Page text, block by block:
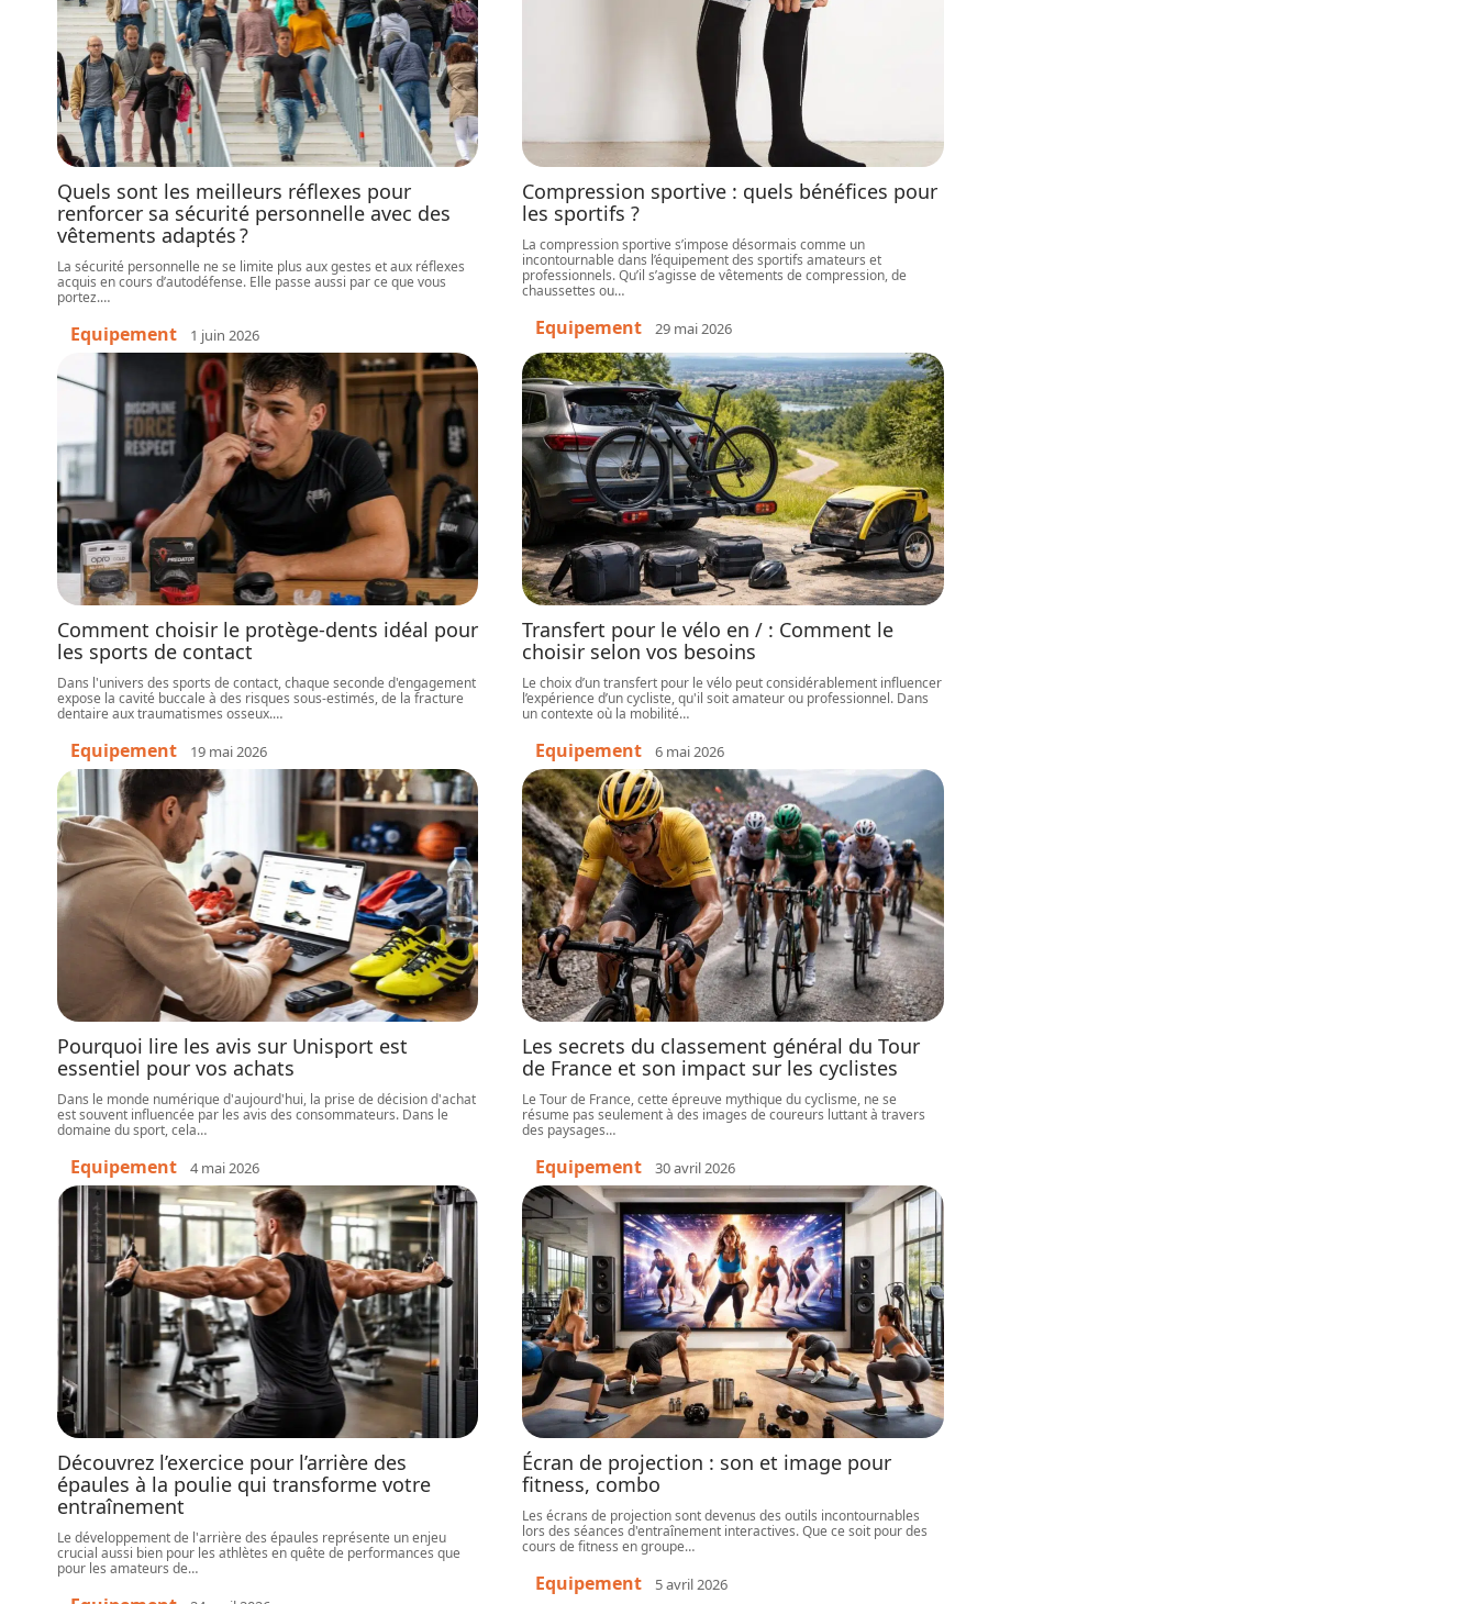
Quels sont les meilleurs réflexes pour
renforcer sa sécurité personnelle avec des
vêtements adaptés ?
La sécurité personnelle ne se limite plus aux gestes et aux réflexes
acquis en cours d’autodéfense. Elle passe aussi par ce que vous
portez.…
Equipement 1 juin 2026
Compression sportive : quels bénéfices pour
les sportifs ?
La compression sportive s’impose désormais comme un
incontournable dans l’équipement des sportifs amateurs et
professionnels. Qu’il s’agisse de vêtements de compression, de
chaussettes ou…
Equipement 29 mai 2026
Comment choisir le protège-dents idéal pour
les sports de contact
Dans l'univers des sports de contact, chaque seconde d'engagement
expose la cavité buccale à des risques sous-estimés, de la fracture
dentaire aux traumatismes osseux.…
Equipement 19 mai 2026
Transfert pour le vélo en / : Comment le
choisir selon vos besoins
Le choix d’un transfert pour le vélo peut considérablement influencer
l’expérience d’un cycliste, qu'il soit amateur ou professionnel. Dans
un contexte où la mobilité…
Equipement 6 mai 2026
Pourquoi lire les avis sur Unisport est
essentiel pour vos achats
Dans le monde numérique d'aujourd'hui, la prise de décision d'achat
est souvent influencée par les avis des consommateurs. Dans le
domaine du sport, cela…
Equipement 4 mai 2026
Les secrets du classement général du Tour
de France et son impact sur les cyclistes
Le Tour de France, cette épreuve mythique du cyclisme, ne se
résume pas seulement à des images de coureurs luttant à travers
des paysages…
Equipement 30 avril 2026
Découvrez l’exercice pour l’arrière des
épaules à la poulie qui transforme votre
entraînement
Le développement de l'arrière des épaules représente un enjeu
crucial aussi bien pour les athlètes en quête de performances que
pour les amateurs de…
Écran de projection : son et image pour
fitness, combo
Les écrans de projection sont devenus des outils incontournables
lors des séances d'entraînement interactives. Que ce soit pour des
cours de fitness en groupe…
Equipement 5 avril 2026